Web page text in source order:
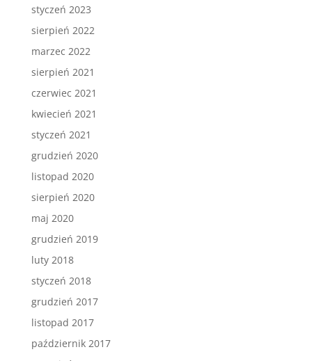
styczeń 2023
sierpień 2022
marzec 2022
sierpień 2021
czerwiec 2021
kwiecień 2021
styczeń 2021
grudzień 2020
listopad 2020
sierpień 2020
maj 2020
grudzień 2019
luty 2018
styczeń 2018
grudzień 2017
listopad 2017
październik 2017